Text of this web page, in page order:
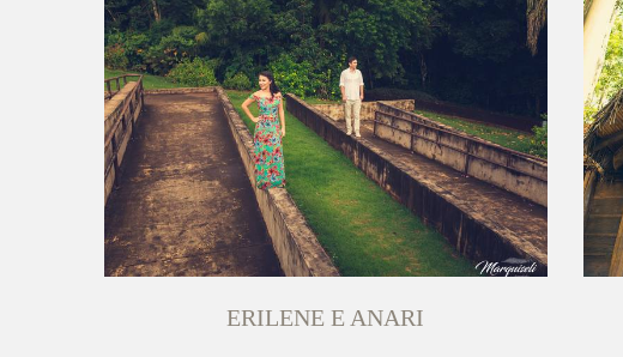
ERILENE E ANARI